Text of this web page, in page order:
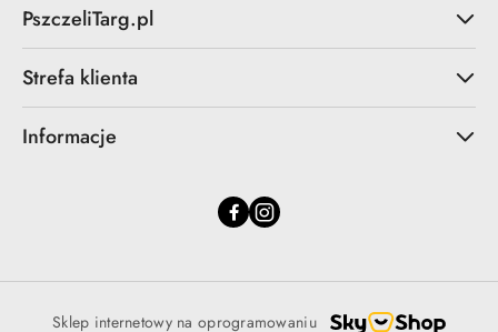
PszczeliTarg.pl
Strefa klienta
Informacje
Sklep internetowy na oprogramowaniu